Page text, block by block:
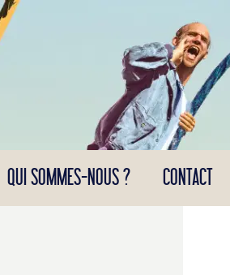
QUI SOMMES-NOUS ? CONTACT